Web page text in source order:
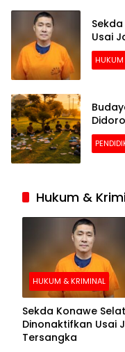
Usai
Hukum &
HUKUM & KRIMINAL
Sekda Konawe
Dinonaktifkan Usai
Tersangka